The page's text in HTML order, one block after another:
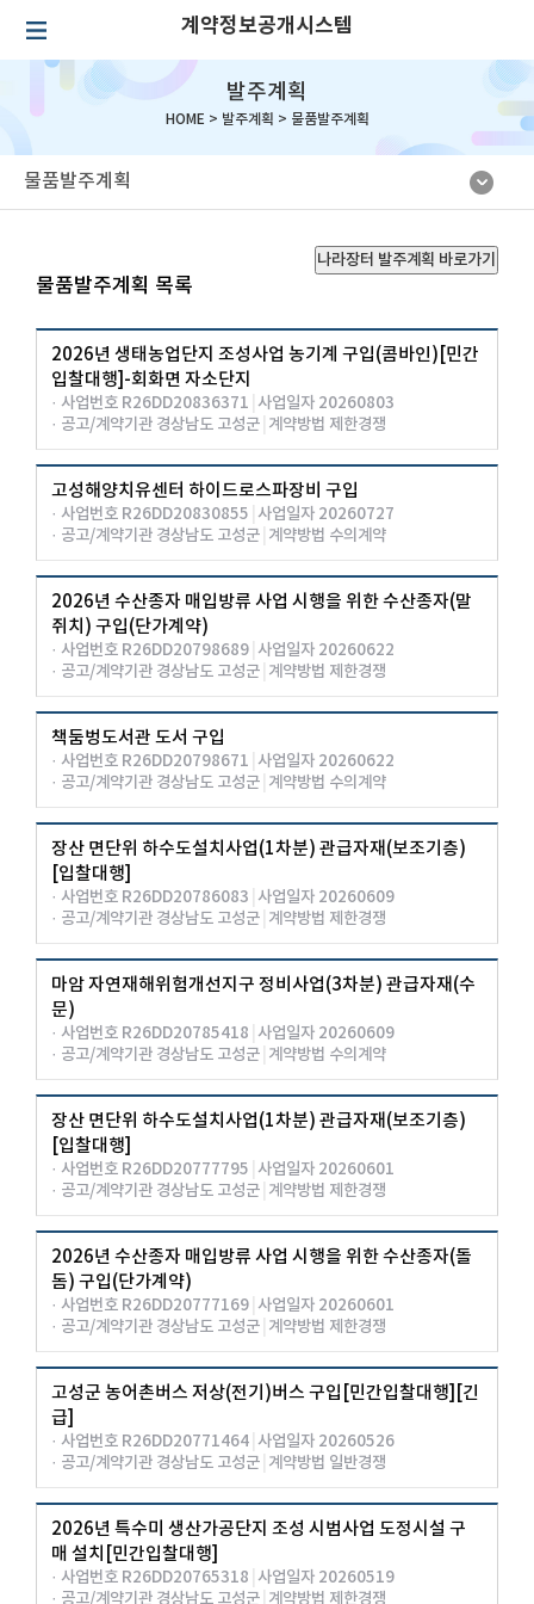
계약정보공개시스템
발주계획
HOME > 발주계획 > 물품발주계획
물품발주계획
나라장터 발주계획 바로가기
물품발주계획 목록
2026년 생태농업단지 조성사업 농기계 구입(콤바인)[민간
입찰대행]-회화면 자소단지
· 사업번호 R26DD20836371 사업일자 20260803
· 공고/계약기관 경상남도 고성군 계약방법 제한경쟁
고성해양치유센터 하이드로스파장비 구입
· 사업번호 R26DD20830855 사업일자 20260727
· 공고/계약기관 경상남도 고성군 계약방법 수의계약
2026년 수산종자 매입방류 사업 시행을 위한 수산종자(말
쥐치) 구입(단가계약)
· 사업번호 R26DD20798689 사업일자 20260622
· 공고/계약기관 경상남도 고성군 계약방법 제한경쟁
책둠벙도서관 도서 구입
· 사업번호 R26DD20798671 사업일자 20260622
· 공고/계약기관 경상남도 고성군 계약방법 수의계약
장산 면단위 하수도설치사업(1차분) 관급자재(보조기층)
[입찰대행]
· 사업번호 R26DD20786083 사업일자 20260609
· 공고/계약기관 경상남도 고성군 계약방법 제한경쟁
마암 자연재해위험개선지구 정비사업(3차분) 관급자재(수
문)
· 사업번호 R26DD20785418 사업일자 20260609
· 공고/계약기관 경상남도 고성군 계약방법 수의계약
장산 면단위 하수도설치사업(1차분) 관급자재(보조기층)
[입찰대행]
· 사업번호 R26DD20777795 사업일자 20260601
· 공고/계약기관 경상남도 고성군 계약방법 제한경쟁
2026년 수산종자 매입방류 사업 시행을 위한 수산종자(돌
돔) 구입(단가계약)
· 사업번호 R26DD20777169 사업일자 20260601
· 공고/계약기관 경상남도 고성군 계약방법 제한경쟁
고성군 농어촌버스 저상(전기)버스 구입[민간입찰대행][긴
급]
· 사업번호 R26DD20771464 사업일자 20260526
· 공고/계약기관 경상남도 고성군 계약방법 일반경쟁
2026년 특수미 생산가공단지 조성 시범사업 도정시설 구
매 설치[민간입찰대행]
· 사업번호 R26DD20765318 사업일자 20260519
· 공고/계약기관 경상남도 고성군 계약방법 제한경쟁